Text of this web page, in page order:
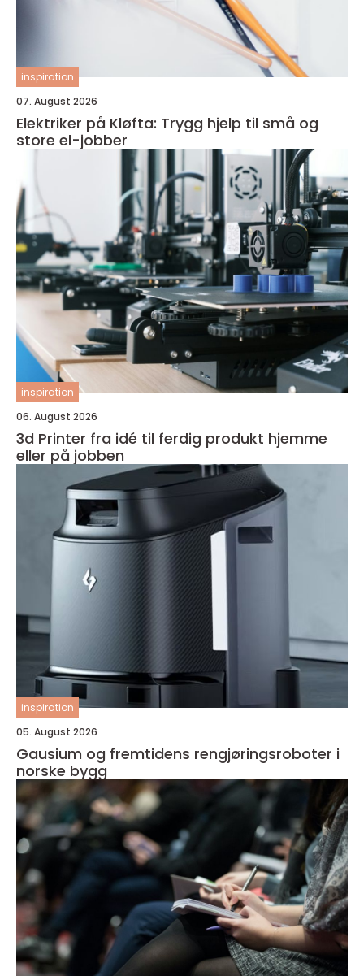
inspiration
07. August 2026
Elektriker på Kløfta: Trygg hjelp til små og
store el-jobber
inspiration
06. August 2026
3d Printer fra idé til ferdig produkt hjemme
eller på jobben
inspiration
05. August 2026
Gausium og fremtidens rengjøringsroboter i
norske bygg